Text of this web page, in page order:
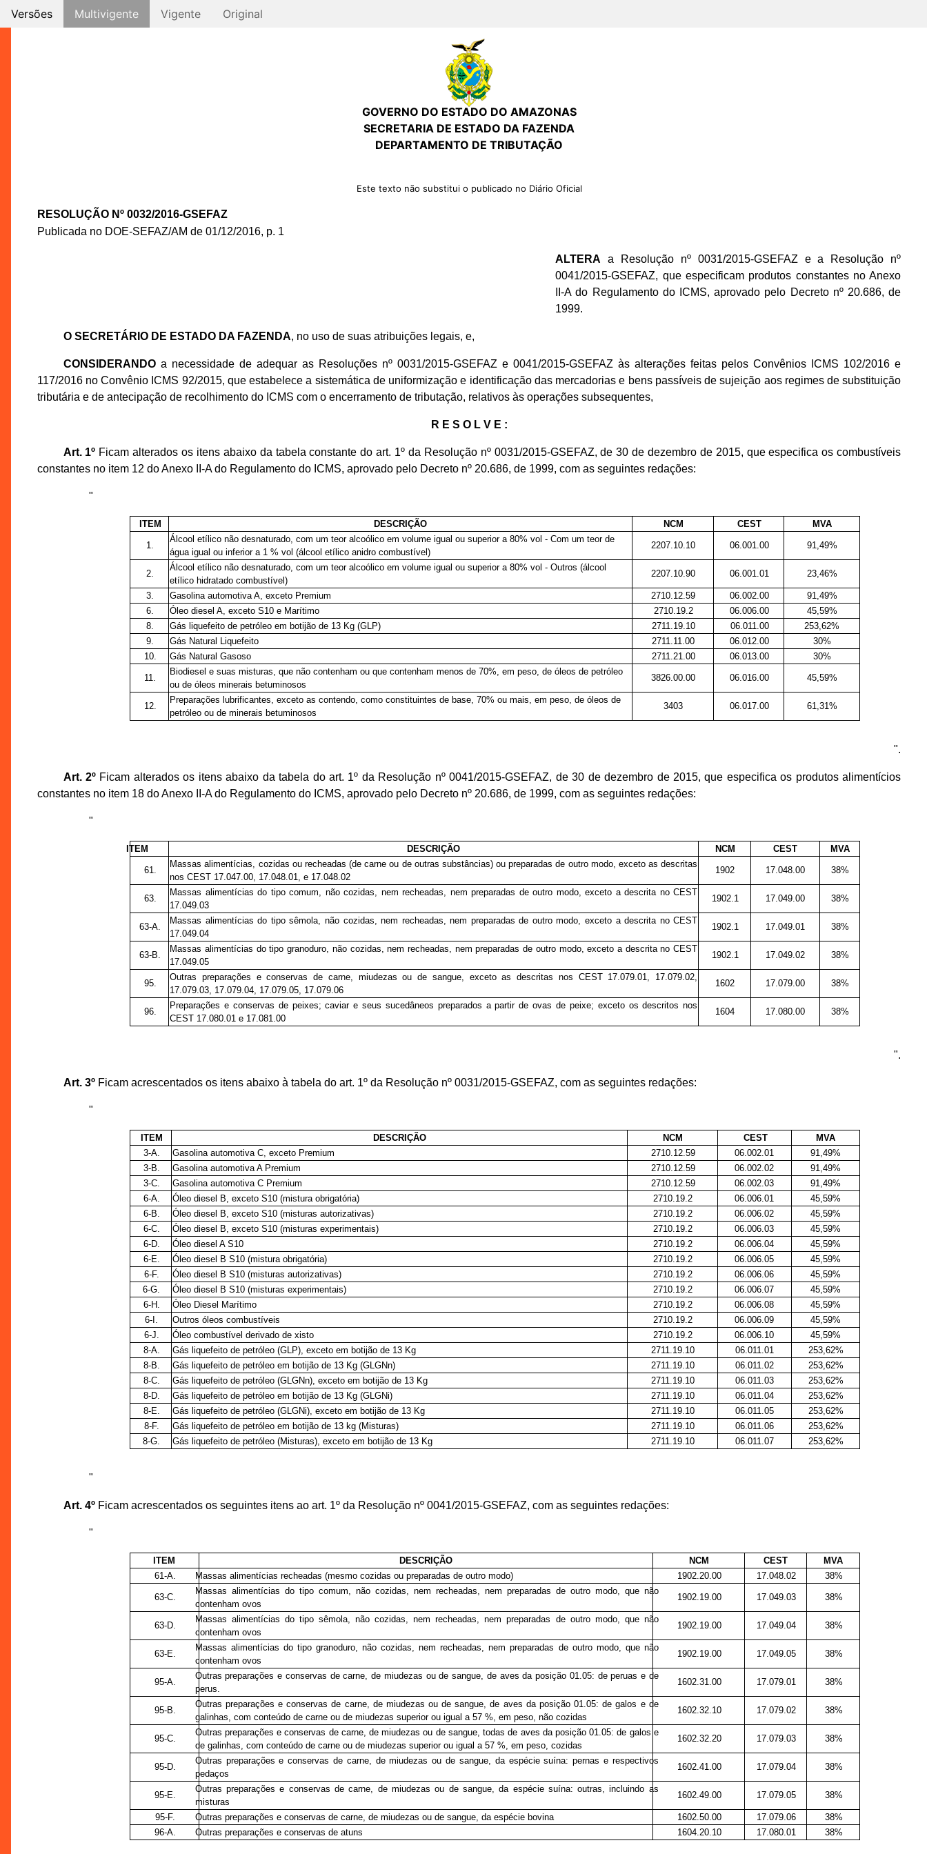
Versões Multivigente Vigente Original
GOVERNO DO ESTADO DO AMAZONAS
SECRETARIA DE ESTADO DA FAZENDA
DEPARTAMENTO DE TRIBUTAÇÃO
Este texto não substitui o publicado no Diário Oficial
RESOLUÇÃO Nº 0032/2016-GSEFAZ
Publicada no DOE-SEFAZ/AM de 01/12/2016, p. 1
ALTERA a Resolução nº 0031/2015-GSEFAZ e a Resolução nº
0041/2015-GSEFAZ, que especificam produtos constantes no Anexo
II-A do Regulamento do ICMS, aprovado pelo Decreto nº 20.686, de
1999.
O SECRETÁRIO DE ESTADO DA FAZENDA, no uso de suas atribuições legais, e,
CONSIDERANDOa necessidade de adequar as Resoluções nº 0031/2015-GSEFAZ e 0041/2015-GSEFAZ às alterações feitas pelos Convênios ICMS 102/2016 e
117/2016 no Convênio ICMS 92/2015, que estabelece a sistemática de uniformização e identificação das mercadorias e bens passíveis de sujeição aos regimes de substituição
tributária e de antecipação de recolhimento do ICMS com o encerramento de tributação, relativos às operações subsequentes,
R E S O L V E :
Art. 1º Ficam alterados os itens abaixo da tabela constante do art. 1º da Resolução nº 0031/2015-GSEFAZ, de 30 de dezembro de 2015, que especifica os combustíveis
constantes no item 12 do Anexo II-A do Regulamento do ICMS, aprovado pelo Decreto nº 20.686, de 1999, com as seguintes redações:
"
ITEM DESCRIÇÃO NCM CEST MVA
1.
Álcool etílico não desnaturado, com um teor alcoólico em volume igual ou superior a 80% vol - Com um teor de
água igual ou inferior a 1 % vol (álcool etílico anidro combustível)
2207.10.10 06.001.00 91,49%
2.
Álcool etílico não desnaturado, com um teor alcoólico em volume igual ou superior a 80% vol - Outros (álcool
etílico hidratado combustível)
2207.10.90 06.001.01 23,46%
3. Gasolina automotiva A, exceto Premium 2710.12.59 06.002.00
91,49%
6.
Óleo diesel A, exceto S10 e Marítimo 2710.19.2 06.006.00
45,59%
8.
Gás liquefeito de petróleo em botijão de 13 Kg (GLP) 2711.19.10 06.011.00
253,62%
9.
Gás Natural Liquefeito 2711.11.00 06.012.00
30%
10.
Gás Natural Gasoso 2711.21.00 06.013.00 30%
11.
Biodiesel e suas misturas, que não contenham ou que contenham menos de 70%, em peso, de óleos de petróleo
ou de óleos minerais betuminosos
3826.00.00 06.016.00 45,59%
12.
Preparações lubrificantes, exceto as contendo, como constituintes de base, 70% ou mais, em peso, de óleos de
petróleo ou de minerais betuminosos
3403 06.017.00 61,31%
".
Art. 2º Ficam alterados os itens abaixo da tabela do art. 1º da Resolução nº 0041/2015-GSEFAZ, de 30 de dezembro de 2015, que especifica os produtos alimentícios
constantes no item 18 do Anexo II-A do Regulamento do ICMS, aprovado pelo Decreto nº 20.686, de 1999, com as seguintes redações:
"
ITEM DESCRIÇÃO NCM CEST MVA
61.
Massas alimentícias, cozidas ou recheadas (de carne ou de outras substâncias) ou preparadas de outro modo, exceto as descritas
nos CEST 17.047.00, 17.048.01, e 17.048.02
1902 17.048.00 38%
63.
Massas alimentícias do tipo comum, não cozidas, nem recheadas, nem preparadas de outro modo, exceto a descrita no CEST
17.049.03
1902.1 17.049.00 38%
63-A.
Massas alimentícias do tipo sêmola, não cozidas, nem recheadas, nem preparadas de outro modo, exceto a descrita no CEST
17.049.04
1902.1 17.049.01 38%
63-B.
Massas alimentícias do tipo granoduro, não cozidas, nem recheadas, nem preparadas de outro modo, exceto a descrita no CEST
17.049.05
1902.1 17.049.02 38%
95.
Outras preparações e conservas de carne, miudezas ou de sangue, exceto as descritas nos CEST 17.079.01, 17.079.02,
17.079.03, 17.079.04, 17.079.05, 17.079.06
1602 17.079.00 38%
96.
Preparações e conservas de peixes; caviar e seus sucedâneos preparados a partir de ovas de peixe; exceto os descritos nos
CEST 17.080.01 e 17.081.00
1604 17.080.00 38%
".
Art. 3ºFicam acrescentados os itens abaixo à tabela do art. 1º da Resolução nº 0031/2015-GSEFAZ, com as seguintes redações:
"
ITEM DESCRIÇÃO NCM CEST
MVA
3-A.
Gasolina automotiva C, exceto Premium 2710.12.59 06.002.01
91,49%
3-B.
Gasolina automotiva A Premium 2710.12.59 06.002.02
91,49%
3-C.
Gasolina automotiva C Premium 2710.12.59 06.002.03
91,49%
6-A.
Óleo diesel B, exceto S10 (mistura obrigatória) 2710.19.2 06.006.01
45,59%
6-B.
Óleo diesel B, exceto S10 (misturas autorizativas) 2710.19.2 06.006.02
45,59%
6-C.
Óleo diesel B, exceto S10 (misturas experimentais) 2710.19.2 06.006.03
45,59%
6-D.
Óleo diesel A S10 2710.19.2 06.006.04
45,59%
6-E.
Óleo diesel B S10 (mistura obrigatória) 2710.19.2 06.006.05
45,59%
6-F.
Óleo diesel B S10 (misturas autorizativas) 2710.19.2 06.006.06
45,59%
6-G.
Óleo diesel B S10 (misturas experimentais) 2710.19.2 06.006.07
45,59%
6-H.
Óleo Diesel Marítimo 2710.19.2 06.006.08
45,59%
6-I.
Outros óleos combustíveis 2710.19.2 06.006.09
45,59%
6-J.
Óleo combustível derivado de xisto 2710.19.2 06.006.10
45,59%
8-A.
Gás liquefeito de petróleo (GLP), exceto em botijão de 13 Kg 2711.19.10 06.011.01
253,62%
8-B.
Gás liquefeito de petróleo em botijão de 13 Kg (GLGNn) 2711.19.10 06.011.02
253,62%
8-C.
Gás liquefeito de petróleo (GLGNn), exceto em botijão de 13 Kg 2711.19.10 06.011.03
253,62%
8-D.
Gás liquefeito de petróleo em botijão de 13 Kg (GLGNi) 2711.19.10 06.011.04
253,62%
8-E.
Gás liquefeito de petróleo (GLGNi), exceto em botijão de 13 Kg 2711.19.10 06.011.05
253,62%
8-F.
Gás liquefeito de petróleo em botijão de 13 kg (Misturas) 2711.19.10 06.011.06
253,62%
8-G.
Gás liquefeito de petróleo (Misturas), exceto em botijão de 13 Kg 2711.19.10 06.011.07 253,62%
"
Art. 4ºFicam acrescentados os seguintes itens ao art. 1º da Resolução nº 0041/2015-GSEFAZ, com as seguintes redações:
"
ITEM DESCRIÇÃO NCM CEST
MVA
61-A.
Massas alimentícias recheadas (mesmo cozidas ou preparadas de outro modo) 1902.20.00 17.048.02 38%
63-C.
Massas alimentícias do tipo comum, não cozidas, nem recheadas, nem preparadas de outro modo, que não
contenham ovos
1902.19.00 17.049.03 38%
63-D.
Massas alimentícias do tipo sêmola, não cozidas, nem recheadas, nem preparadas de outro modo, que não
contenham ovos
1902.19.00 17.049.04 38%
63-E.
Massas alimentícias do tipo granoduro, não cozidas, nem recheadas, nem preparadas de outro modo, que não
contenham ovos
1902.19.00 17.049.05 38%
95-A.
Outras preparações e conservas de carne, de miudezas ou de sangue, de aves da posição 01.05: de peruas e de
perus.
1602.31.00 17.079.01 38%
95-B.
Outras preparações e conservas de carne, de miudezas ou de sangue, de aves da posição 01.05: de galos e de
galinhas, com conteúdo de carne ou de miudezas superior ou igual a 57 %, em peso, não cozidas
1602.32.10 17.079.02 38%
95-C.
Outras preparações e conservas de carne, de miudezas ou de sangue, todas de aves da posição 01.05: de galos e
de galinhas, com conteúdo de carne ou de miudezas superior ou igual a 57 %, em peso, cozidas
1602.32.20 17.079.03 38%
95-D.
Outras preparações e conservas de carne, de miudezas ou de sangue, da espécie suína: pernas e respectivos
pedaços
1602.41.00 17.079.04 38%
95-E.
Outras preparações e conservas de carne, de miudezas ou de sangue, da espécie suína: outras, incluindo as
misturas
1602.49.00 17.079.05 38%
95-F. Outras preparações e conservas de carne, de miudezas ou de sangue, da espécie bovina 1602.50.00 17.079.06
38%
96-A.
Outras preparações e conservas de atuns 1604.20.10 17.080.01 38%